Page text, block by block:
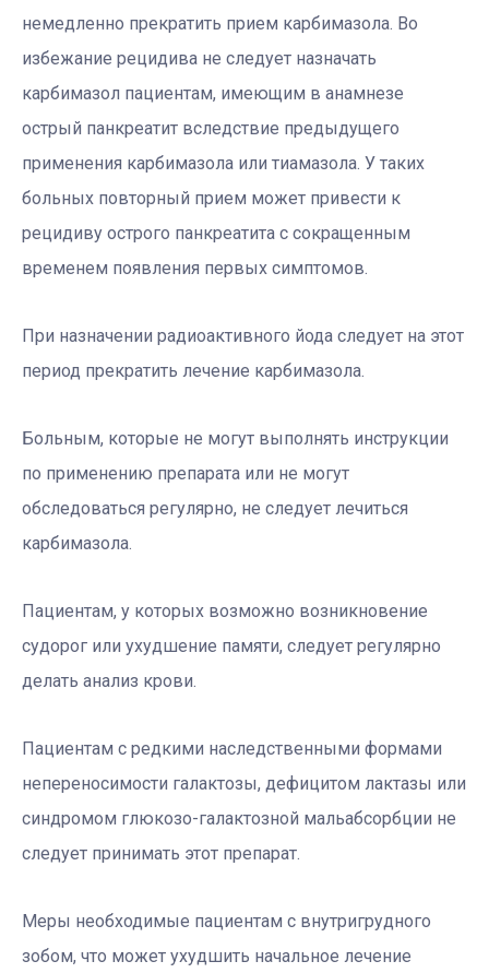
немедленно прекратить прием карбимазола. Во
избежание рецидива не следует назначать
карбимазол пациентам, имеющим в анамнезе
острый панкреатит вследствие предыдущего
применения карбимазола или тиамазола. У таких
больных повторный прием может привести к
рецидиву острого панкреатита с сокращенным
временем появления первых симптомов.
При назначении радиоактивного йода следует на этот
период прекратить лечение карбимазола.
Больным, которые не могут выполнять инструкции
по применению препарата или не могут
обследоваться регулярно, не следует лечиться
карбимазола.
Пациентам, у которых возможно возникновение
судорог или ухудшение памяти, следует регулярно
делать анализ крови.
Пациентам с редкими наследственными формами
непереносимости галактозы, дефицитом лактазы или
синдромом глюкозо-галактозной мальабсорбции не
следует принимать этот препарат.
Меры необходимые пациентам с внутригрудного
зобом, что может ухудшить начальное лечение